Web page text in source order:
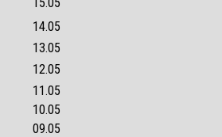
15.05
14.05
13.05
12.05
11.05
10.05
09.05